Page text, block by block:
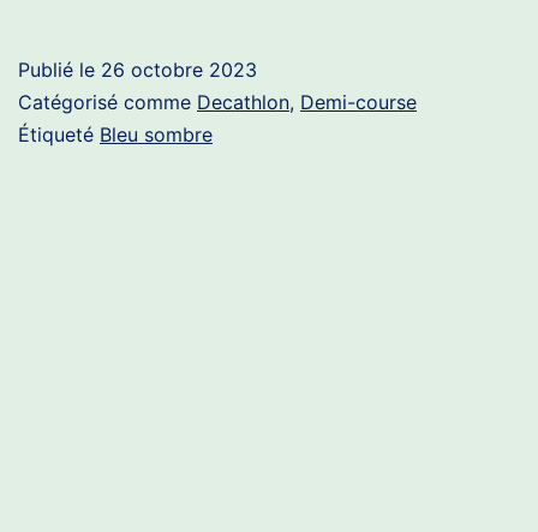
Publié le 26 octobre 2023
Catégorisé comme Decathlon, Demi-course
Étiqueté Bleu sombre